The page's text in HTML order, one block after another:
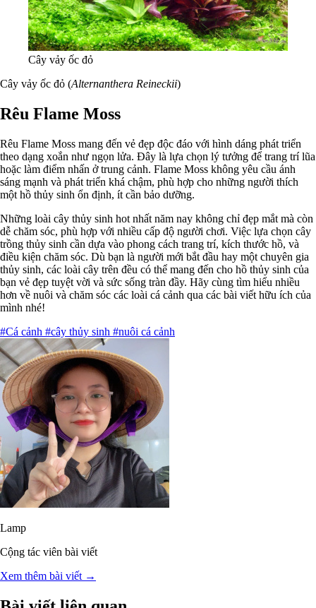
Cây vảy ốc đỏ
Cây vảy ốc đỏ (Alternanthera Reineckii)
Rêu Flame Moss
Rêu Flame Moss mang đến vẻ đẹp độc đáo với hình dáng phát triển
theo dạng xoắn như ngọn lửa. Đây là lựa chọn lý tưởng để trang trí lũa
hoặc làm điểm nhấn ở trung cảnh. Flame Moss không yêu cầu ánh
sáng mạnh và phát triển khá chậm, phù hợp cho những người thích
một hồ thủy sinh ổn định, ít cần bảo dưỡng.
Những loài cây thủy sinh hot nhất năm nay không chỉ đẹp mắt mà còn
dễ chăm sóc, phù hợp với nhiều cấp độ người chơi. Việc lựa chọn cây
trồng thủy sinh cần dựa vào phong cách trang trí, kích thước hồ, và
điều kiện chăm sóc. Dù bạn là người mới bắt đầu hay một chuyên gia
thủy sinh, các loài cây trên đều có thể mang đến cho hồ thủy sinh của
bạn vẻ đẹp tuyệt vời và sức sống tràn đầy. Hãy cùng tìm hiểu nhiều
hơn về nuôi và chăm sóc các loài cá cảnh qua các bài viết hữu ích của
mình nhé!
#Cá cảnh #cây thủy sinh #nuôi cá cảnh
Lamp
Cộng tác viên bài viết
Xem thêm bài viết →